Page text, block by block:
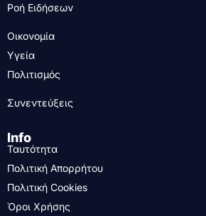
Ροή Ειδήσεων
Οικονομία
Υγεία
Πολιτισμός
Συνεντεύξεις
Info
Ταυτότητα
Πολιτική Απορρήτου
Πολιτική Cookies
Όροι Χρήσης